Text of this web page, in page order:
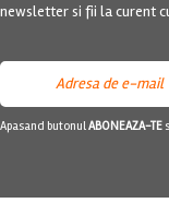
newsletter si fii la curent
Apasand butonulABONEAZA-TE